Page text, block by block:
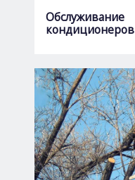
Обслуживание
кондиционеров